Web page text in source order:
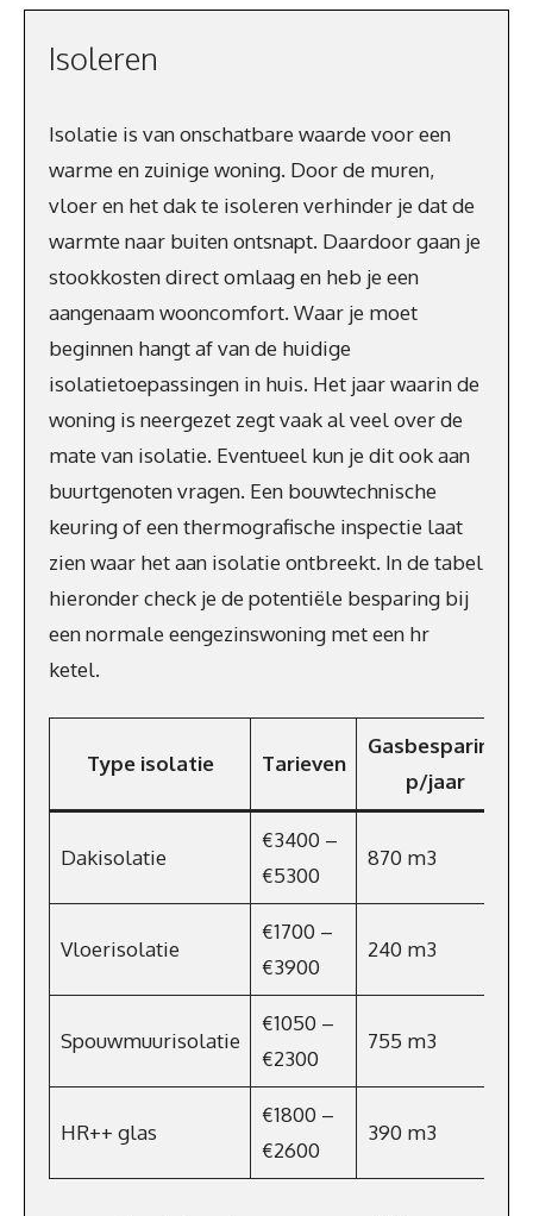
Isoleren
Isolatie is van onschatbare waarde voor een
warme en zuinige woning. Door de muren,
vloer en het dak te isoleren verhinder je dat de
warmte naar buiten ontsnapt. Daardoor gaan je
stookkosten direct omlaag en heb je een
aangenaam wooncomfort. Waar je moet
beginnen hangt af van de huidige
isolatietoepassingen in huis. Het jaar waarin de
woning is neergezet zegt vaak al veel over de
mate van isolatie. Eventueel kun je dit ook aan
buurtgenoten vragen. Een bouwtechnische
keuring of een thermografische inspectie laat
zien waar het aan isolatie ontbreekt. In de tabel
hieronder check je de potentiële besparing bij
een normale eengezinswoning met een hr
ketel.
Type isolatie Tarieven
Gasbesparing
p/jaar
Dakisolatie
€3400 –
€5300
870 m3
Vloerisolatie
€1700 –
€3900
240 m3
Spouwmuurisolatie
€1050 –
€2300
755 m3
HR++ glas
€1800 –
€2600
390 m3